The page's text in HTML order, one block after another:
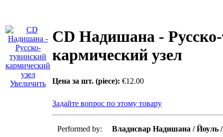
Увеличить
CD Надишана -
кармический узел
Цена за шт. (piece): €12.00
Задайте вопрос по этому товару
Performed by: Владисвар Надишана / Йоуль